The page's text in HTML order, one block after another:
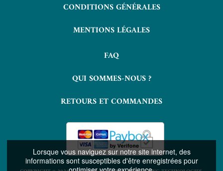
Lorsque vous naviguez sur notre site internet, des
informations sont susceptibles d'être enregistrées pour
CONDITIONS GÉNÉRALES
MENTIONS LÉGALES
FAQ
QUI SOMMES-NOUS ?
RETOURS ET COMMANDES